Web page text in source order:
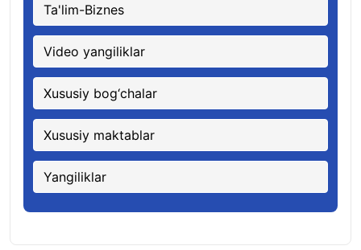
Ta'lim-Biznes
Video yangiliklar
Xususiy bog‘chalar
Xususiy maktablar
Yangiliklar